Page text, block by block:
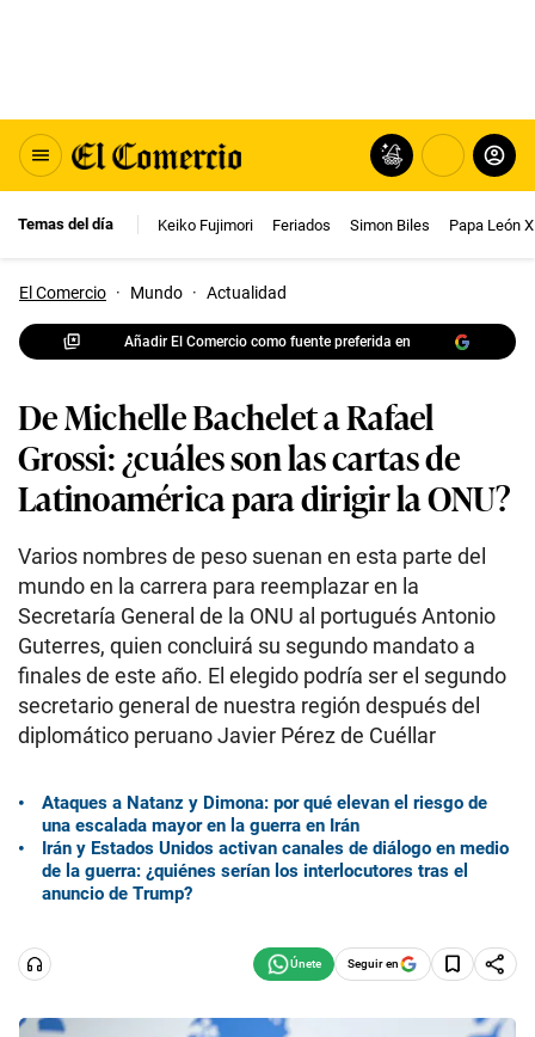
Temas del día Keiko Fujimori Feriados Simon Biles Papa León
El Comercio · Mundo · Actualidad
Añadir El Comercio como fuente preferida en
De Michelle Bachelet a Rafael
Grossi: ¿cuáles son las cartas de
Latinoamérica para dirigir la ONU?
Varios nombres de peso suenan en esta parte del
mundo en la carrera para reemplazar en la
Secretaría General de la ONU al portugués Antonio
Guterres, quien concluirá su segundo mandato a
finales de este año. El elegido podría ser el segundo
secretario general de nuestra región después del
diplomático peruano Javier Pérez de Cuéllar
Ataques a Natanz y Dimona: por qué elevan el riesgo de
una escalada mayor en la guerra en Irán
Irán y Estados Unidos activan canales de diálogo en medio
de la guerra: ¿quiénes serían los interlocutores tras el
anuncio de Trump?
Seguir en